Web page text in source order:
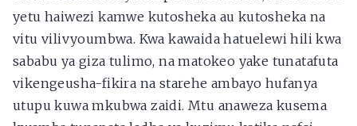
yetu haiwezi kamwe kutosheka au kutosheka na
vitu vilivyoumbwa. Kwa kawaida hatuelewi hili kwa
sababu ya giza tulimo, na matokeo yake tunatafuta
vikengeusha-fikira na starehe ambayo hufanya
utupu kuwa mkubwa zaidi. Mtu anaweza kusema